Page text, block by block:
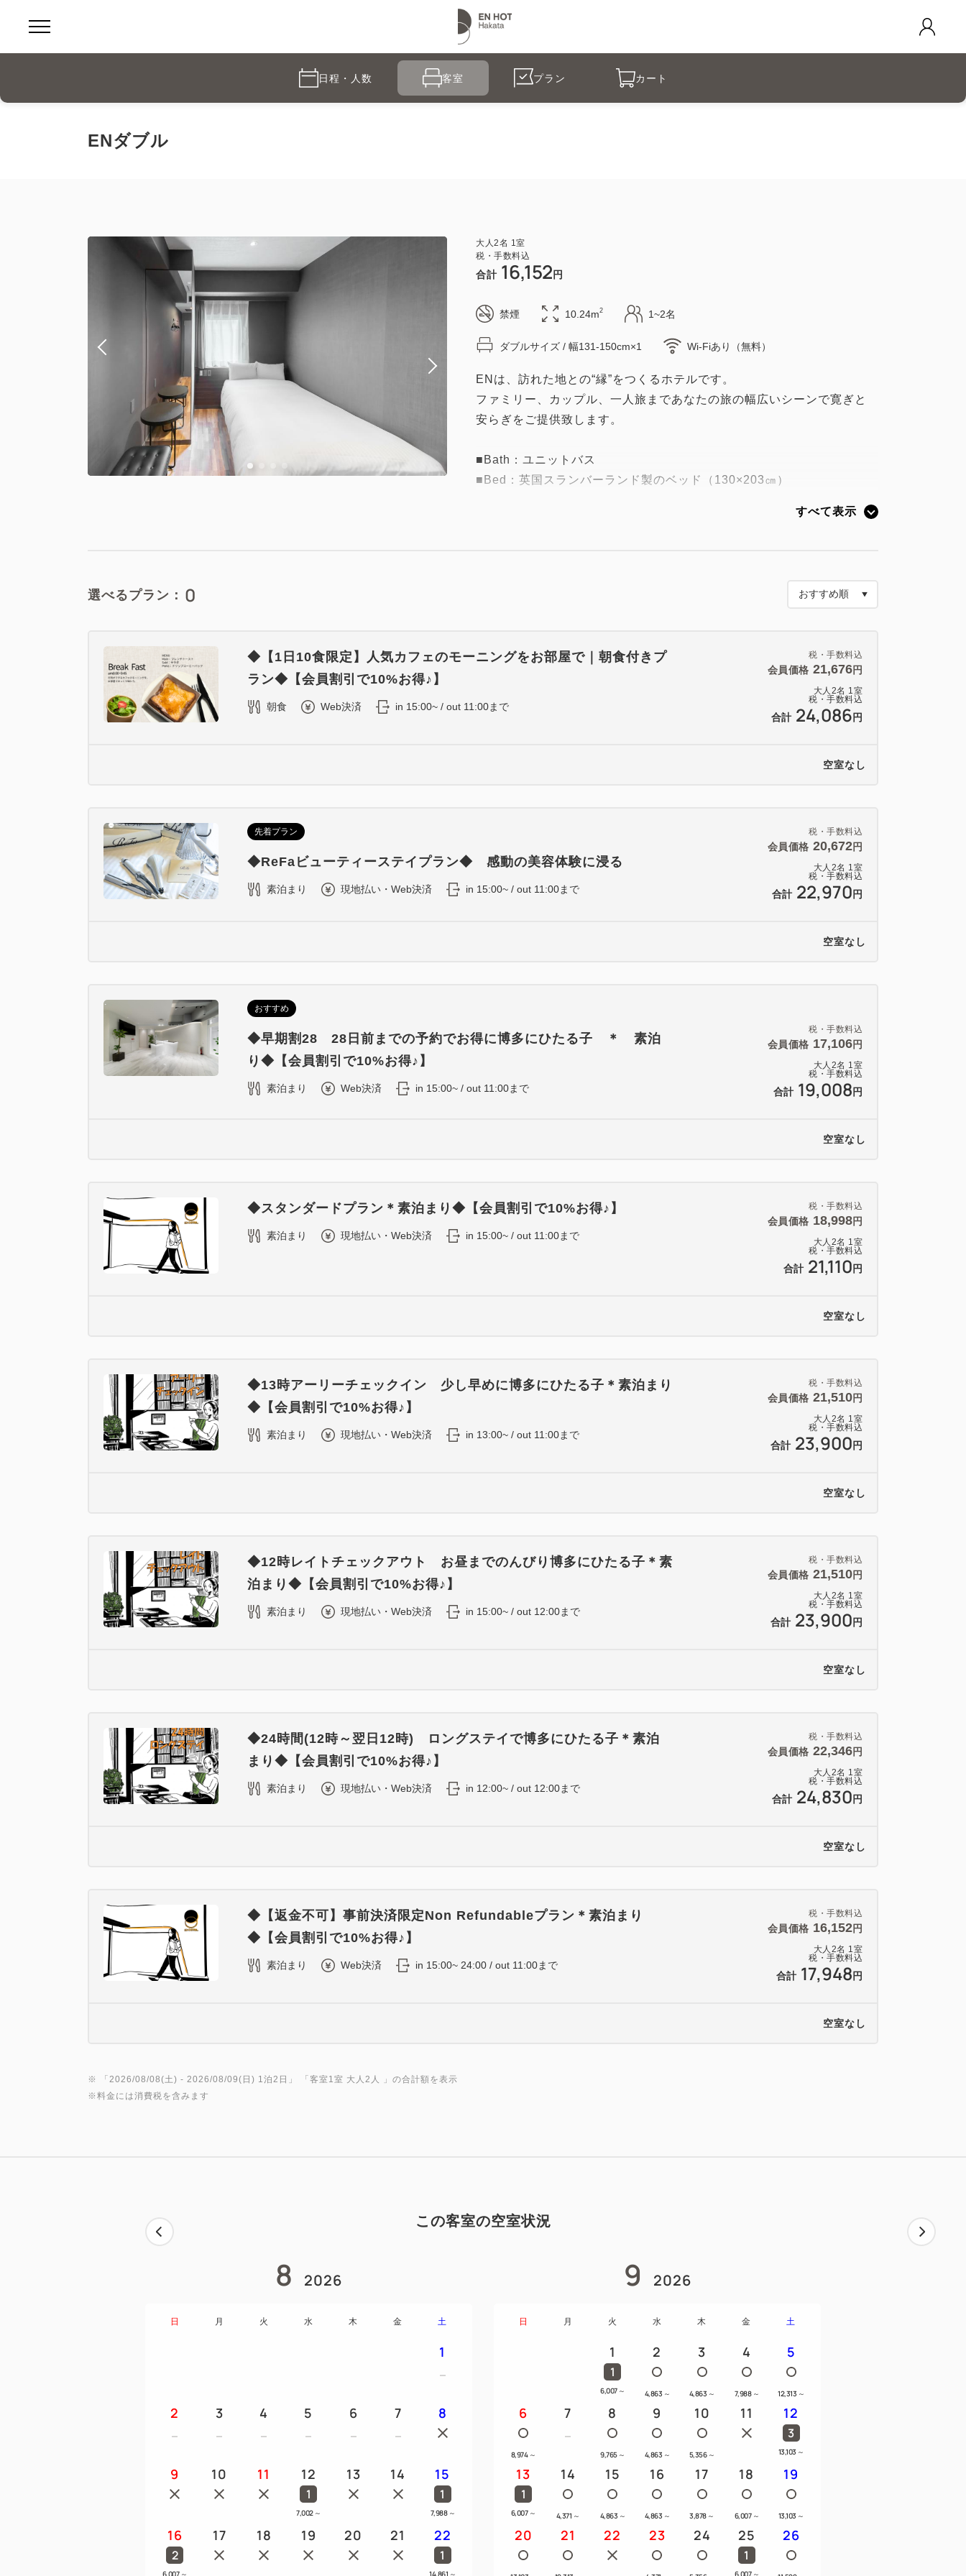
日程・人数 客室 プラン カート
ENダブル
大人2名 1室
税・手数料込
合計 16,152 円
禁煙 10.24m2 1~2名
ダブルサイズ / 幅131-150cm×1 Wi-Fiあり（無料）
ENは、訪れた地との“縁”をつくるホテルです。
ファミリー、カップル、一人旅まであなたの旅の幅広いシーンで寛ぎと
安らぎをご提供致します。
■Bath：ユニットバス
■Bed：英国スランバーランド製のベッド（130×203㎝）
ベッドに採用。寝具の中でも特に高い評価を受けている「上質な眠り」
すべて表示
選べるプラン： 0
税・手数料込
会員価格 21,676円
大人 2名 1室
税・手数料込
合計 24,086 円
◆【1日10食限定】人気カフェのモーニングをお部屋で｜朝食付きプ
ラン◆【会員割引で10%お得♪】
朝食 Web決済 in 15:00~ / out 11:00まで
空室なし
税・手数料込
会員価格 20,672円
大人 2名 1室
税・手数料込
合計 22,970 円
先着プラン
◆ReFaビューティーステイプラン◆ 感動の美容体験に浸る
素泊まり 現地払い・Web決済 in 15:00~ / out 11:00まで
空室なし
税・手数料込
会員価格 17,106円
大人 2名 1室
税・手数料込
合計 19,008 円
おすすめ
◆早期割28 28日前までの予約でお得に博多にひたる子 ＊ 素泊
り◆【会員割引で10%お得♪】
素泊まり Web決済 in 15:00~ / out 11:00まで
空室なし
税・手数料込
会員価格 18,998円
大人 2名 1室
税・手数料込
合計 21,110 円
◆スタンダードプラン＊素泊まり◆【会員割引で10%お得♪】
素泊まり 現地払い・Web決済 in 15:00~ / out 11:00まで
空室なし
税・手数料込
会員価格 21,510円
大人 2名 1室
税・手数料込
合計 23,900 円
◆13時アーリーチェックイン 少し早めに博多にひたる子＊素泊まり
◆【会員割引で10%お得♪】
素泊まり 現地払い・Web決済 in 13:00~ / out 11:00まで
空室なし
税・手数料込
会員価格 21,510円
大人 2名 1室
税・手数料込
合計 23,900 円
◆12時レイトチェックアウト お昼までのんびり博多にひたる子＊素
泊まり◆【会員割引で10%お得♪】
素泊まり 現地払い・Web決済 in 15:00~ / out 12:00まで
空室なし
税・手数料込
会員価格 22,346円
大人 2名 1室
税・手数料込
合計 24,830 円
◆24時間(12時～翌日12時) ロングステイで博多にひたる子＊素泊
まり◆【会員割引で10%お得♪】
素泊まり 現地払い・Web決済 in 12:00~ / out 12:00まで
空室なし
税・手数料込
会員価格 16,152円
大人 2名 1室
税・手数料込
合計 17,948 円
◆【返金不可】事前決済限定Non Refundableプラン＊素泊まり
◆【会員割引で10%お得♪】
素泊まり Web決済 in 15:00~ 24:00 / out 11:00まで
空室なし
※ 「 2026/08/08(土) - 2026/08/09(日) 1泊2日 」 「 客室1室 大人2人
」の合計額を表示
※料金には消費税を含みます
この客室の空室状況
8 2026
日 月 火 水 木 金 土
1
2 3 4 5 6 7 8
9 10 11 12
1
7,002 ～
13 14 15
1
7,988 ～
16
2
6,007 ～
17 18 19 20 21 22
1
14,861 ～
9 2026
日 月 火 水 木 金 土
1
1
6,007 ～
2
4,863 ～
3
4,863 ～
4
7,988 ～
5
12,313 ～
6
8,974 ～
7 8
9,765 ～
9
4,863 ～
10
5,356 ～
11 12
3
13,103 ～
13
1
6,007 ～
14
4,371 ～
15
4,863 ～
16
4,863 ～
17
3,878 ～
18
6,007 ～
19
13,103 ～
20 21 22 23 24 25
1
6,007 ～
26